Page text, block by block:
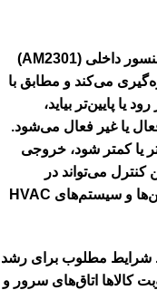
چگونه کار می‌کند؟ دستگاه با استفاده از سنسور داخلی (AM2301)
می‌کند و مطابق با
یا پایین‌تر بیاید،
یا غیر فعال می‌شود.
یا کمتر شود، خروجی
می‌تواند در
سیستم‌های تهویه، هیترها، رطوبت‌سازها، فن‌ها و سیستم‌های HVAC
شرایط مطلوب برای رشد
کالاها اتاق‌های سرور و